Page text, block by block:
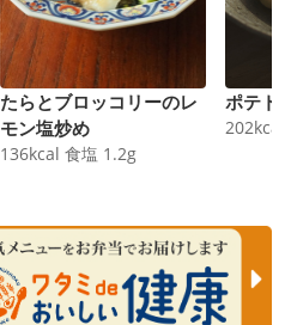
たらとブロッコリーのレ
モン塩炒め
136kcal 食塩 1.2g
ポテト
202kcal